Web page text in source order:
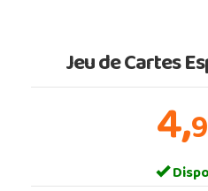
Jeu de Cartes
4,